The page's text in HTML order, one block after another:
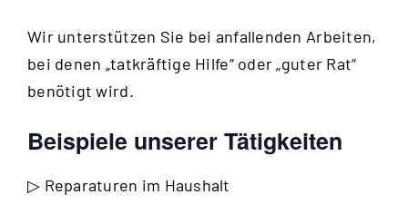
Wir unterstützen Sie bei anfallenden Arbeiten,
bei denen „tatkräftige Hilfe“ oder „guter Rat“
benötigt wird.
Beispiele unserer Tätigkeiten
▷ Reparaturen im Haushalt